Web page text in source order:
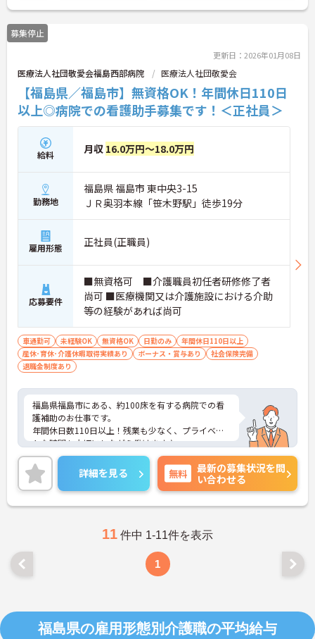
募集停止
更新日：2026年01月08日
医療法人社団敬愛会福島西部病院 医療法人社団敬愛会
【福島県／福島市】無資格OK！年間休日110日
以上◎病院での看護助手募集です！＜正社員＞
給料 月収 16.0万円～18.0万円
勤務地
福島県 福島市 東中央3-15
ＪＲ奥羽本線「笹木野駅」徒歩19分
雇用形態 正社員(正職員)
応募要件
■無資格可 ■介護職員初任者研修修了者
尚可 ■医療機関又は介護施設における介助
等の経験があれば尚可
車通勤可 未経験OK 無資格OK 日勤のみ
年間休日110日以上
産休･育休･介護休暇取得実績あり
ボーナス・賞与あり
社会保険完備
退職金制度あり
福島県福島市にある、約100床を有する病院での看
護補助のお仕事です。
年間休日数110日以上！残業も少なく、プライベー
トな時間も大切にしながら働けます♪
ご興味ある方には、面接のポイントなど、さらに詳
細をお話致しますのでお気軽にご相談ください。
詳細を見る 無料
最新の募集状況を問
い合わせる
11 件中 1-11件を表示
1
福島県の雇用形態別介護職の平均給与